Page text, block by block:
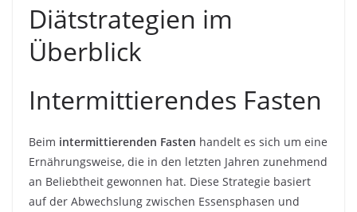
Diätstrategien im
Überblick
Intermittierendes Fasten
Beim intermittierenden Fasten handelt es sich um eine
Ernährungsweise, die in den letzten Jahren zunehmend
an Beliebtheit gewonnen hat. Diese Strategie basiert
auf der Abwechslung zwischen Essensphasen und